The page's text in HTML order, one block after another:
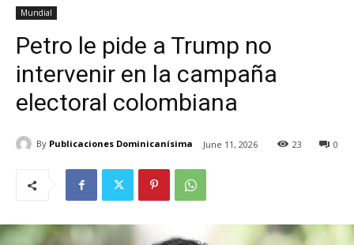
Mundial
Petro le pide a Trump no
intervenir en la campaña
electoral colombiana
By Publicaciones Dominicanísima June 11, 2026 0
23